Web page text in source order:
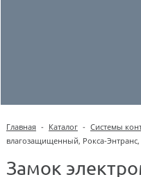
Главная - Каталог - Системы
влагозащищенный, Рокса-Энтранс,
Замок